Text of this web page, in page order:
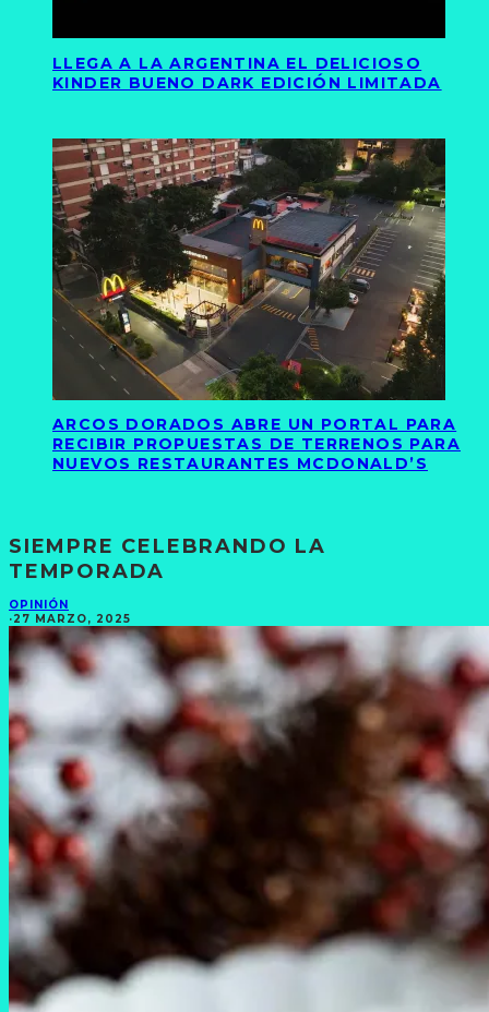
LLEGA A LA ARGENTINA EL DELICIOSO
KINDER BUENO DARK EDICIÓN LIMITADA
ARCOS DORADOS ABRE UN PORTAL PARA
RECIBIR PROPUESTAS DE TERRENOS PARA
NUEVOS RESTAURANTES MCDONALD’S
SIEMPRE CELEBRANDO LA
TEMPORADA
OPINIÓN
·27 MARZO, 2025